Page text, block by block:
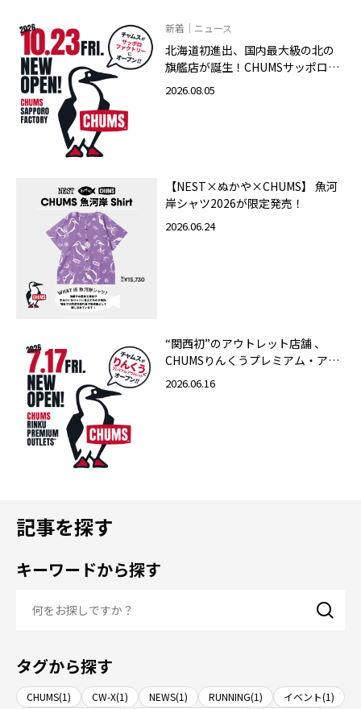
新着｜ニュース
北海道初進出、国内最大級の北の
旗艦店が誕生！CHUMSサッポロフ
ァクトリー店 2026年10月23日
2026.08.05
【NEST×ぬかや×CHUMS】 魚河
岸シャツ2026が限定発売！
2026.06.24
“関西初”のアウトレット店舗 、
CHUMSりんくうプレミアム・アウ
トレット店 2026年7月17日（金）
2026.06.16
記事を探す
キーワードから探す
タグから探す
CHUMS(1) CW-X(1) NEWS(1) RUNNING(1)
イベント(1)